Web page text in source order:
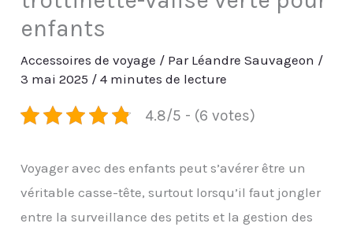
enfants
Accessoires de voyage / Par Léandre Sauvageon /
3 mai 2025 /4 minutes de lecture
4.8/5 - (6 votes)
Voyager avec des enfants peut s’avérer être un
véritable casse-tête, surtout lorsqu’il faut jongler
entre la surveillance des petits et la gestion des